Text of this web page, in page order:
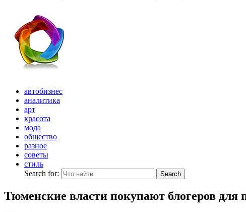
автобизнес
аналитика
арт
красота
мода
общество
разное
советы
стиль
Search for:
Search
Тюменские власти покупают блогеров для